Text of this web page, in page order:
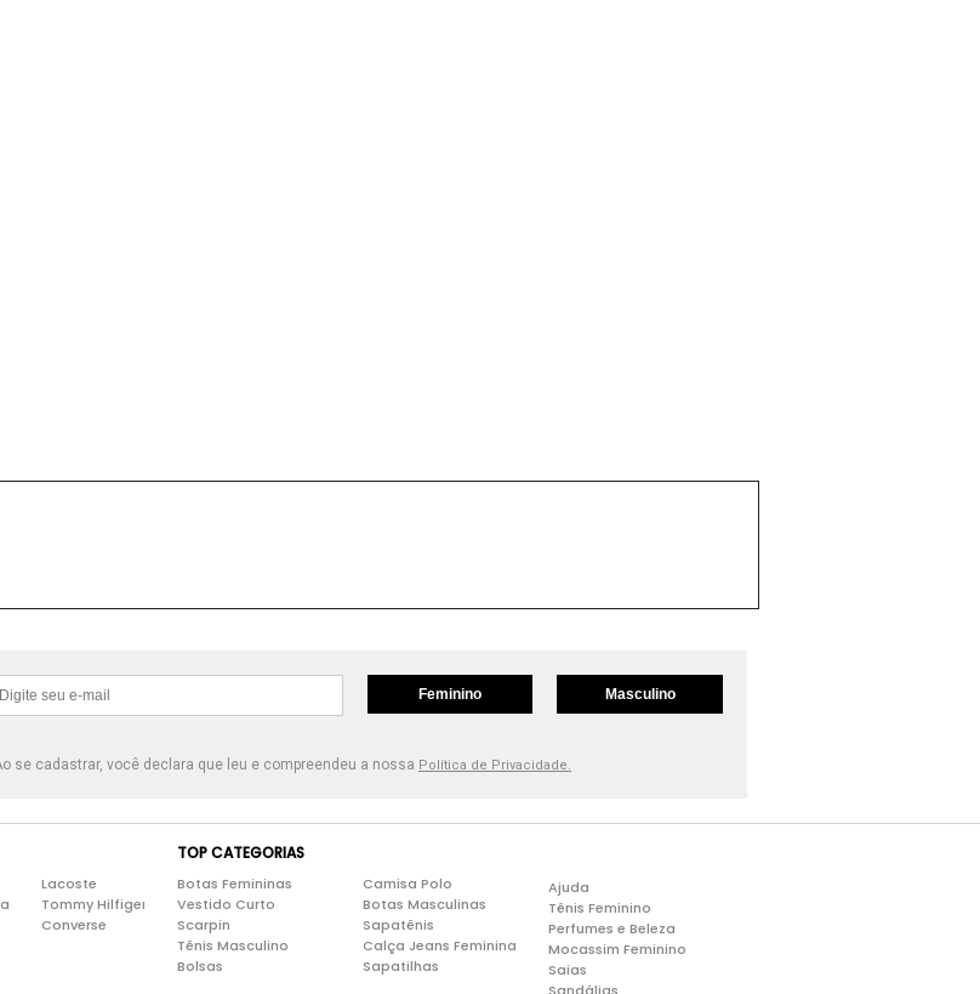
Feminino Masculino
se cadastrar, você declara que leu e compreendeu a nossa Política de Privacidade.
Lacoste
Tommy Hilfiger
Converse
TOP CATEGORIAS
Botas Femininas
Vestido Curto
Scarpin
Tênis Masculino
Bolsas
Camisa Polo
Botas Masculinas
Sapatênis
Calça Jeans Feminina
Sapatilhas
Ajuda
Tênis Feminino
Perfumes e Beleza
Mocassim Feminino
Saias